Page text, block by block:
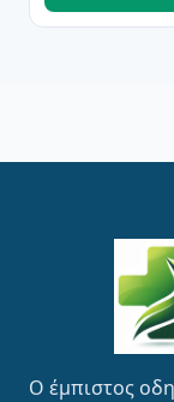
Ο έμπιστος